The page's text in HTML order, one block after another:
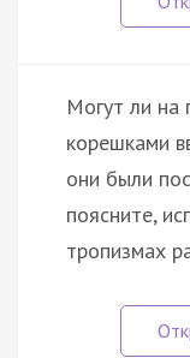
Могут ли на
корешками
они были
поясните,
тропизмах